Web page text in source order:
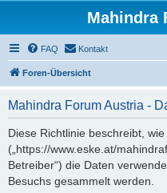
Mahindra
FAQ Kontakt
Foren-Übersicht
Mahindra Forum Austria -
Diese Richtlinie beschreibt,
(„https://www.eske.at/
Betreiber“) die Daten
Besuchs gesammelt werden.